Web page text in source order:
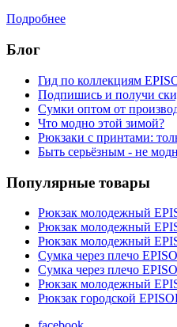
Подробнее
Блог
Гид по коллекциям
Подпишись и получи
Сумки оптом от
Что модно этой зимой?
Рюкзаки с принтами:
Быть серьёзным - не
Популярные товары
Рюкзак молодежный
Рюкзак молодежный
Рюкзак молодежный
Сумка через плечо
Сумка через плечо
Рюкзак молодежный
Рюкзак городской